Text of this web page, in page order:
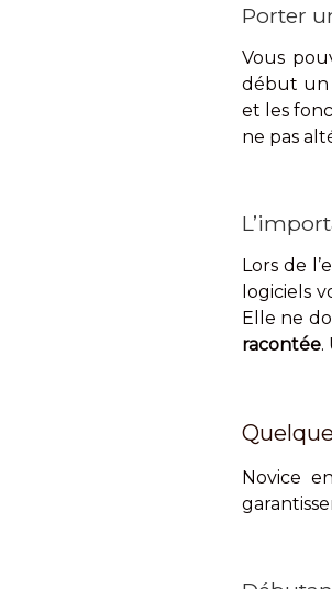
Porter
Vous
début un
et les
ne pas
Lors de
logiciels
Elle ne
racontée.
Novice